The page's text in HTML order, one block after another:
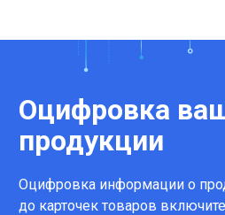
Оцифровка
продукции
Оцифровка информации о
до карточек товаров